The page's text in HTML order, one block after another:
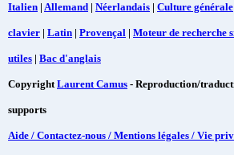
Italien | Allemand | Néerlandais | Culture générale
clavier | Latin | Provençal | Moteur de recherche
utiles | Bac d'anglais
CopyrightLaurent Camus - Reproduction/
supports
Aide / Contactez-nous / Mentions légales / Vie